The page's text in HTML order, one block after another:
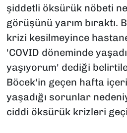
şiddetli öksürük nöbeti
görüşünü yarım bıraktı.
krizi kesilmeyince
'COVID döneminde
yaşıyorum' dediği
Böcek'in geçen hafta
yaşadığı sorunlar
ciddi öksürük krizleri